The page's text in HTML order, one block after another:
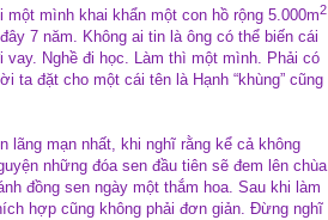
mình khai khẩn một con hồ rộng 5.000m2
7 năm. Không ai tin là ông có thể biến cái
vay. Nghề đi học. Làm thì một mình. Phải có
đặt cho một cái tên là Hạnh “khùng” cũng
lãng mạn nhất, khi nghĩ rằng kể cả không
những đóa sen đầu tiên sẽ đem lên chùa
đồng sen ngày một thắm hoa. Sau khi làm
hợp cũng không phải đơn giản. Đừng nghĩ